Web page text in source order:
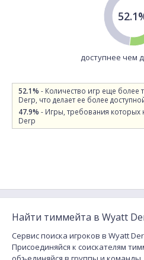
доступнее чем
52.1% - Количество игр еще более
Derp, что делает ее более
47.9% - Игры, требования которых
Derp
Найти тиммейта в Wyatt
Сервис поиска игроков в Wyatt
Присоединяйся к соискателям